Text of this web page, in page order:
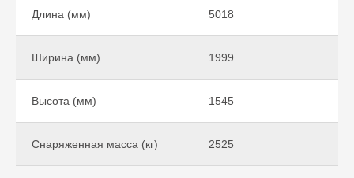
Длина (мм) 5018
Ширина (мм) 1999
Высота (мм) 1545
Снаряженная масса (кг) 2525